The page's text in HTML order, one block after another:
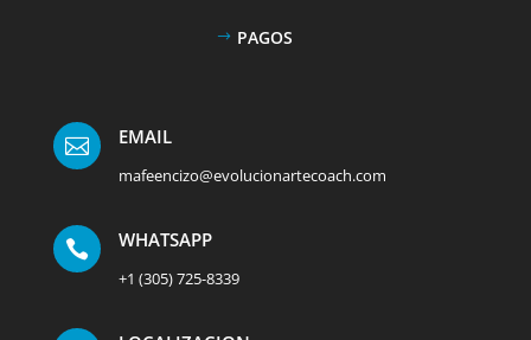
PAGOS
 EMAIL
mafeencizo@evolucionartecoach.com
 WHATSAPP
+1 (305) 725-8339